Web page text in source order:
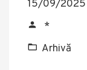
15/09/2025
*
Arhivă